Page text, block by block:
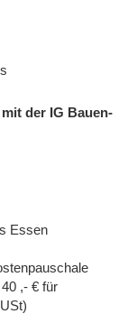
der IG Bauen-
Essen
,- € für